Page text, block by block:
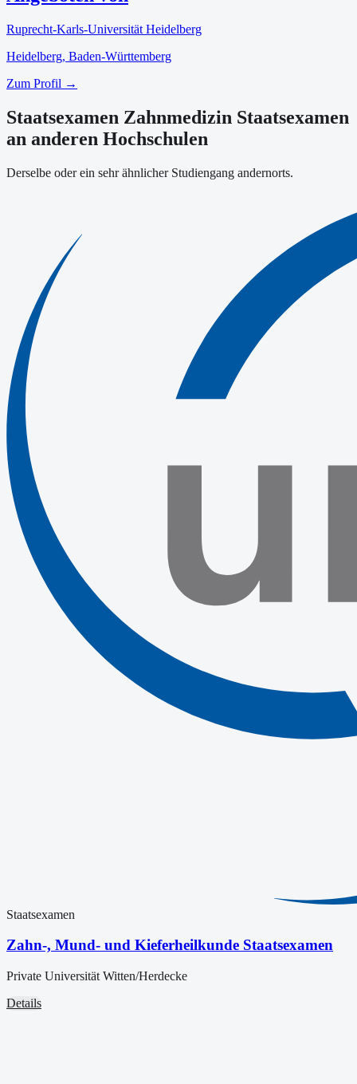
Ruprecht-Karls-Universität Heidelberg
Heidelberg, Baden-Württemberg
Zum Profil →
Staatsexamen Zahnmedizin Staatsexamen
an anderen Hochschulen
Derselbe oder ein sehr ähnlicher Studiengang andernorts.
Staatsexamen
Zahn-, Mund- und Kieferheilkunde Staatsexamen
Private Universität Witten/Herdecke
Details